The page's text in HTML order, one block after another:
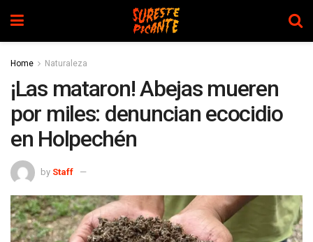
Home Naturaleza
¡Las mataron! Abejas mueren
por miles: denuncian ecocidio
en Holpechén
by Staff